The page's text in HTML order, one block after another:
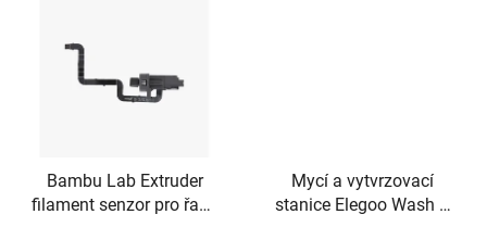
Bambu Lab Extruder
filament senzor pro řadu
Mycí a vytvrzovací
stanice Elegoo Wash &